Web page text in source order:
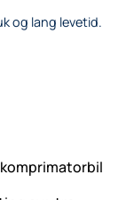
og lang levetid.